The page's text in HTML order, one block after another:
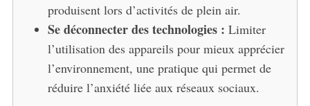
produisent lors d’activités de plein air.
Se déconnecter des technologies : Limiter
l’utilisation des appareils pour mieux apprécier
l’environnement, une pratique qui permet de
réduire l’anxiété liée aux réseaux sociaux.